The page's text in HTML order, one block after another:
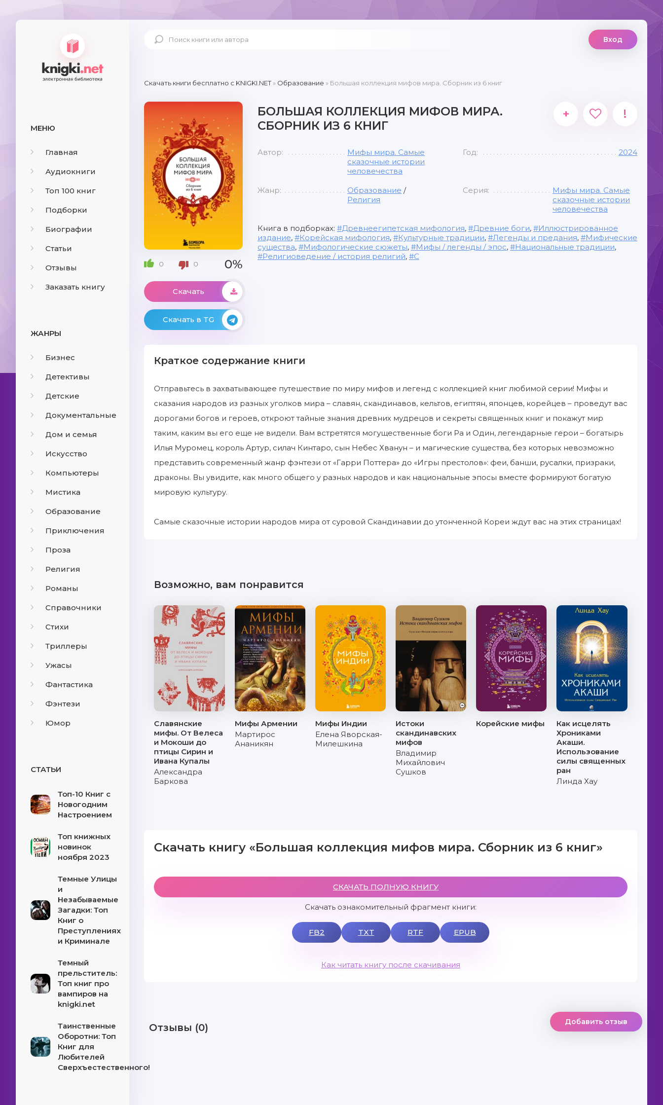
МЕНЮ
Главная
Аудиокниги
Топ 100 книг
Подборки
Биографии
Статьи
Отзывы
Заказать книгу
ЖАНРЫ
Бизнес
Детективы
Детские
Документальные
Дом и семья
Искусство
Компьютеры
Мистика
Образование
Приключения
Проза
Религия
Романы
Справочники
Стихи
Триллеры
Ужасы
Фантастика
Фэнтези
Юмор
СТАТЬИ
Топ-10 Книг с
Новогодним
Настроением
Топ книжных
новинок
ноября 2023
Темные Улицы
и
Незабываемые
Загадки: Топ
Книг о
Преступлениях
и Криминале
Темный
прельститель:
Топ книг про
вампиров на
knigki.net
Таинственные
Оборотни: Топ
Книг для
Любителей
Сверхъестественного!
Вход
Скачать книги бесплатно c KNIGKI.NET» Образование » Большая коллекция мифов мира. Сборник из 6 книг
0 0 0%
Скачать
Скачать в TG
БОЛЬШАЯ КОЛЛЕКЦИЯ МИФОВ МИРА.
СБОРНИК ИЗ 6 КНИГ
+ !
Автор:
Мифы мира. Самые
сказочные истории
человечества
Год: 2024
Жанр: Образование /
Религия
Серия:
Мифы мира. Самые
сказочные истории
человечества
Книга в подборках: Древнеегипетская мифология, Древние боги,
Иллюстрированное
издание, Корейская мифология, Культурные традиции, Легенды и предания,
Мифические
существа, Мифологические сюжеты, Мифы / легенды / эпос, Национальные традиции,
Религиоведение / история религий, С
Краткое содержание книги
Отправьтесь в захватывающее путешествие по миру мифов и легенд с коллекцией книг любимой серии! Мифы и
сказания народов из разных уголков мира – славян, скандинавов, кельтов, египтян, японцев, корейцев – проведут вас
дорогами богов и героев, откроют тайные знания древних мудрецов и секреты священных книг и покажут мир
таким, каким вы его еще не видели. Вам встретятся могущественные боги Ра и Один, легендарные герои – богатырь
Илья Муромец, король Артур, силач Кинтаро, сын Небес Хванун – и магические существа, без которых невозможно
представить современный жанр фэнтези от «Гарри Поттера» до «Игры престолов»: феи, банши, русалки, призраки,
драконы. Вы увидите, как много общего у разных народов и как национальные эпосы вместе формируют богатую
мировую культуру.
Самые сказочные истории народов мира от суровой Скандинавии до утонченной Кореи ждут вас на этих страницах!
Возможно, вам понравится
Славянские
мифы. От Велеса
и Мокоши до
птицы Сирин и
Ивана Купалы
Александра
Баркова
Мифы Армении
Мартирос
Ананикян
Мифы Индии
Елена Яворская-
Милешкина
Истоки
скандинавских
мифов
Владимир
Михайлович
Сушков
Корейские мифы
Как исцелять
Хрониками
Акаши.
Использование
силы священных
ран
Линда Хау
Скачать книгу «Большая коллекция мифов мира. Сборник из 6 книг»
СКАЧАТЬ ПОЛНУЮ КНИГУ
Скачать ознакомительный фрагмент книги:
FB2 TXT RTF EPUB
Как читать книгу после скачивания
Отзывы (0) Добавить отзыв